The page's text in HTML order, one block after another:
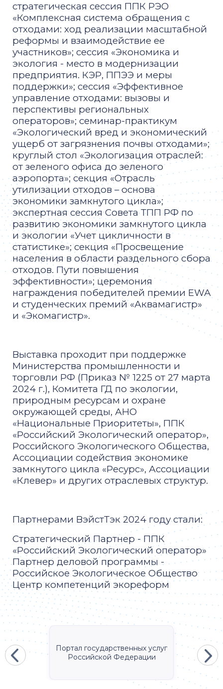
стратегическая сессия ППК РЭО
«Комплексная система обращения с
отходами: ход реализации масштабной
реформы и взаимодействие ее
участников»; сессия «Экономика и
экология - место в модернизации
предприятия. КЭР, ППЭЭ и меры
поддержки»; сессия «Эффективное
управление отходами: вызовы и
перспективы региональных
операторов»; семинар-практикум
«Экологический вред и экономический
ущерб от загрязнения почвы отходами»;
круглый стол «Экологизация отраслей:
от зеленого офиса до зеленого
аэропорта»; секция «Отрасль
утилизации отходов – основа
экономики замкнутого цикла»;
экспертная сессия Совета ТПП РФ по
развитию экономики замкнутого цикла
и экологии «Учет цикличности в
статистике»; секция «Просвещение
населения в области раздельного сбора
отходов. Пути повышения
эффективности»; церемония
награждения победителей премии EWA
и студенческих премий «Аквамагистр»
и «Экомагистр».
Выставка проходит при поддержке
Министерства промышленности и
торговли РФ (Приказ № 1225 от 27 марта
2024 г.), Комитета ГД по экологии,
природным ресурсам и охране
окружающей среды, АНО
«Национальные Приоритеты», ППК
«Российский Экологический оператор»,
Российского Экологического Общества,
Ассоциации содействия экономике
замкнутого цикла «Ресурс», Ассоциации
«Клевер» и других отраслевых структур.
Партнерами ВэйстТэк 2024 году стали:
Стратегический Партнер - ППК
«Российский Экологический оператор»
Партнер деловой программы -
Российское Экологическое Общество
Центр компетенций экореформ
Портал государственных услуг
Российской Федерации